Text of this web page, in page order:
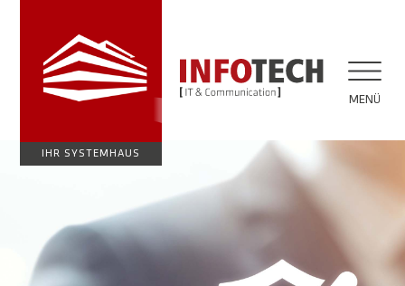
IHR SYSTEMHAUS
MENÜ